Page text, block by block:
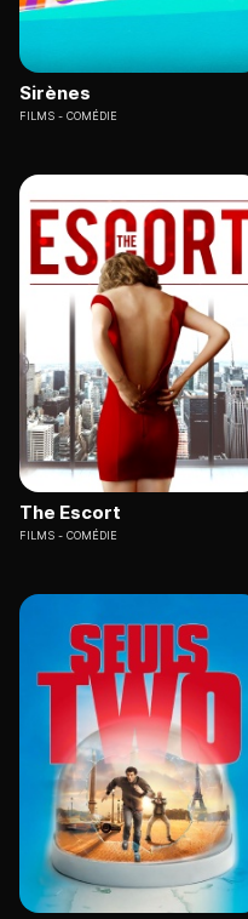
Sirènes
FILMS COMÉDIE
The Escort
FILMS COMÉDIE